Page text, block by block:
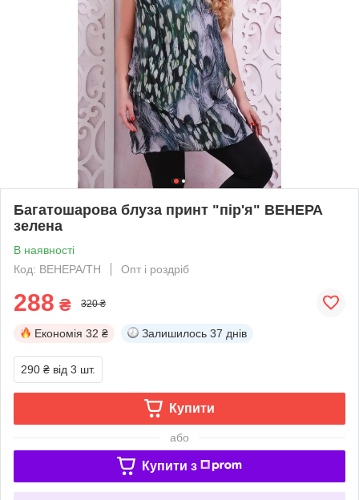
Багатошарова блуза принт "пір'я" ВЕНЕРА
зелена
В наявності
Код: ВЕНЕРА/ТН
Опт і роздріб
288 ₴ 320 ₴
Економія 32 ₴ Залишилось 37 днів
290 ₴ від 3 шт.
Купити
або
Купити з